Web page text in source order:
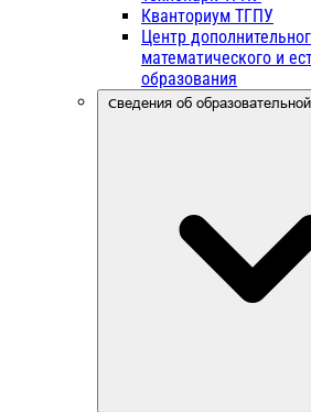
Кванториум ТГПУ
Центр
математического и
образования
Сведения об